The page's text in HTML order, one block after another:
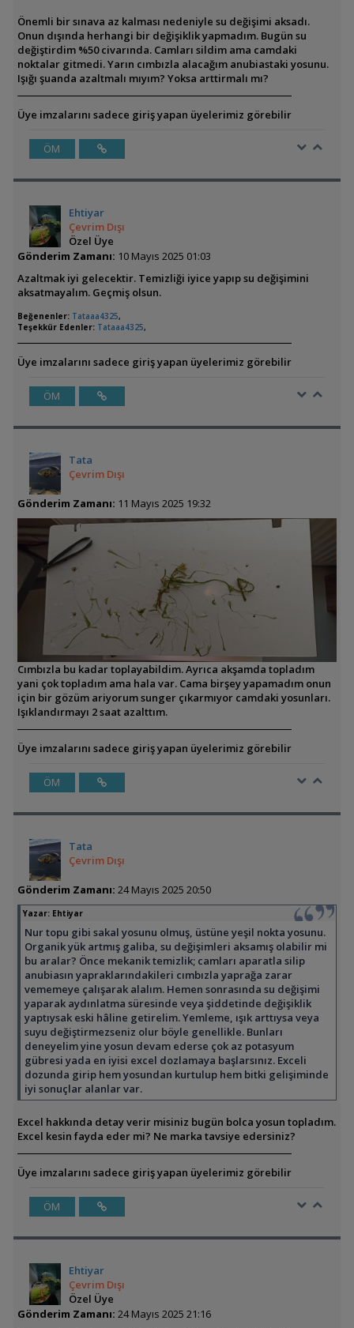
Önemli bir sınava az kalması nedeniyle su değişimi aksadı.
Onun dışında herhangi bir değişiklik yapmadım. Bugün su
değiştirdim %50 civarında. Camları sildim ama camdaki
noktalar gitmedi. Yarın cımbızla alacağım anubiastaki yosunu.
Işığı şuanda azaltmalı mıyım? Yoksa arttirmalı mı?
Üye imzalarını sadece giriş yapan üyelerimiz görebilir
ÖM
Ehtiyar
Çevrim Dışı
Özel Üye
Gönderim Zamanı: 10 Mayıs 2025 01:03
Azaltmak iyi gelecektir. Temizliği iyice yapıp su değişimini
aksatmayalım. Geçmiş olsun.
Beğenenler: Tataaa4325,
Teşekkür Edenler: Tataaa4325,
Üye imzalarını sadece giriş yapan üyelerimiz görebilir
ÖM
Tata
Çevrim Dışı
Gönderim Zamanı: 11 Mayıs 2025 19:32
Cımbızla bu kadar toplayabildim. Ayrıca akşamda topladım
yani çok topladım ama hala var. Cama birşey yapamadım onun
için bir gözüm ariyorum sunger çıkarmıyor camdaki yosunları.
Işıklandırmayı 2 saat azalttım.
Üye imzalarını sadece giriş yapan üyelerimiz görebilir
ÖM
Tata
Çevrim Dışı
Gönderim Zamanı: 24 Mayıs 2025 20:50
Yazar: Ehtiyar
Nur topu gibi sakal yosunu olmuş, üstüne yeşil nokta yosunu.
Organik yük artmış galiba, su değişimleri aksamış olabilir mi
bu aralar? Önce mekanik temizlik; camları aparatla silip
anubiasın yapraklarındakileri cımbızla yaprağa zarar
vememeye çalışarak alalım. Hemen sonrasında su değişimi
yaparak aydınlatma süresinde veya şiddetinde değişiklik
yaptıysak eski hâline getirelim. Yemleme, ışık arttıysa veya
suyu değiştirmezseniz olur böyle genellikle. Bunları
deneyelim yine yosun devam ederse çok az potasyum
gübresi yada en iyisi excel dozlamaya başlarsınız. Exceli
dozunda girip hem yosundan kurtulup hem bitki gelişiminde
iyi sonuçlar alanlar var.
Excel hakkında detay verir misiniz bugün bolca yosun topladım.
Excel kesin fayda eder mi? Ne marka tavsiye edersiniz?
Üye imzalarını sadece giriş yapan üyelerimiz görebilir
ÖM
Ehtiyar
Çevrim Dışı
Özel Üye
Gönderim Zamanı: 24 Mayıs 2025 21:16